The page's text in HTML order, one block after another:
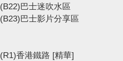
(B22)巴士迷吹水區
(B23)巴士影片分享區
(R1)香港鐵路 [精華]